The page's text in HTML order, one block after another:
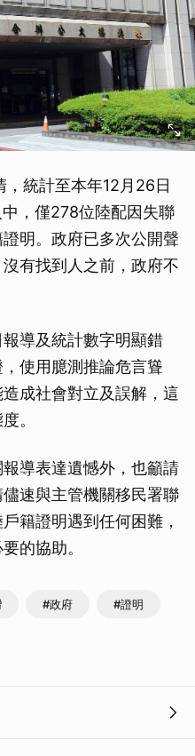
統計至本年12月26日
，僅278位陸配因失聯
明。政府已多次公開聲
有找到人之前，政府不
導及統計數字明顯錯
使用臆測推論危言聳
成社會對立及誤解，這
。
導表達遺憾外，也籲請
速與主管機關移民署聯
籍證明遇到任何困難，
的協助。
#政府 #證明